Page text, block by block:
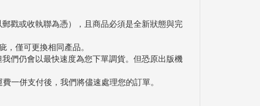
戳或收執聯為憑），且商品必須是全新狀態與完
，僅可更換相同產品。
們仍會以最快速度為您下單調貨。但恐原出版機
一併支付後，我們將儘速處理您的訂單。